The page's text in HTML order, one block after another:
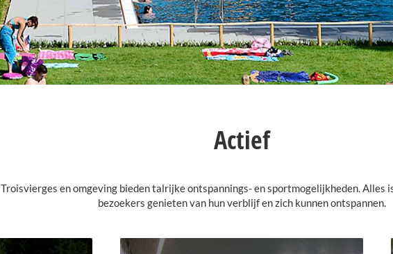
Actief
Troisvierges en omgeving bieden talrijke ontspannings- en sportmogelijkheden. Alles
bezoekers genieten van hun verblijf en zich kunnen ontspannen.